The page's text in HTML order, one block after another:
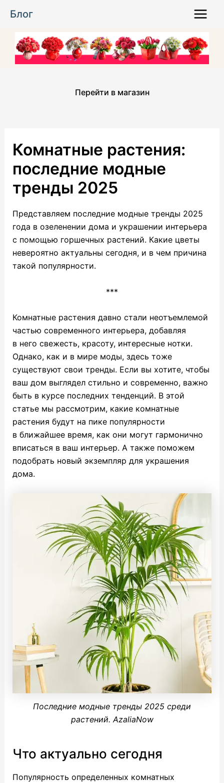
Блог
Menu
Перейти в магазин
Комнатные растения:
последние модные
тренды 2025
Представляем последние модные тренды 2025
года в озеленении дома и украшении интерьера
с помощью горшечных растений. Какие цветы
невероятно актуальны сегодня, и в чем причина
такой популярности.
***
Комнатные растения давно стали неотъемлемой
частью современного интерьера, добавляя
в него свежесть, красоту, интересные нотки.
Однако, как и в мире моды, здесь тоже
существуют свои тренды. Если вы хотите, чтобы
ваш дом выглядел стильно и современно, важно
быть в курсе последних тенденций. В этой
статье мы рассмотрим, какие комнатные
растения будут на пике популярности
в ближайшее время, как они могут гармонично
вписаться в ваш интерьер. А также поможем
подобрать новый экземпляр для украшения
дома.
Последние модные тренды 2025 среди
растений. AzaliaNow
Что актуально сегодня
Популярность определенных комнатных